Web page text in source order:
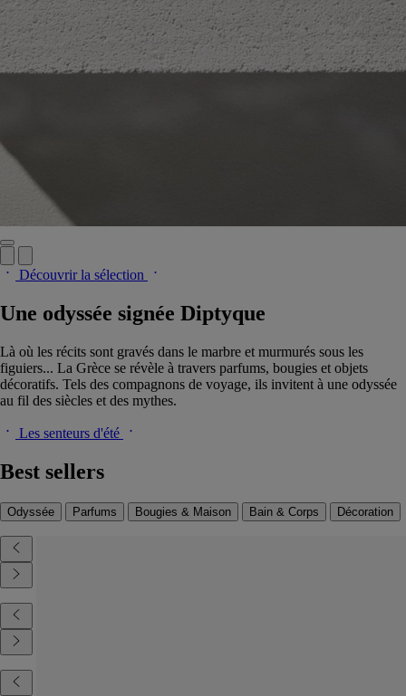
Découvrir la sélection
Une odyssée signée Diptyque
Là où les récits sont gravés dans le marbre et murmurés sous les
figuiers... La Grèce se révèle à travers parfums, bougies et objets
décoratifs. Tels des compagnons de voyage, ils invitent à une odyssée
au fil des siècles et des mythes.
Les senteurs d'été
Best sellers
Odyssée Parfums Bougies & Maison Bain & Corps Décoration